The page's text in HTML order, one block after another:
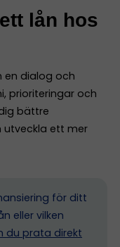
lån hos
en dialog och
prioriteringar och
bättre
ett mer
för ditt
eller vilken
du prata direkt